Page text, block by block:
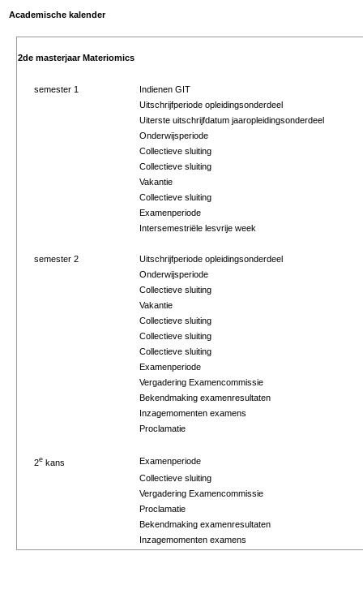
Academische kalender
2de masterjaar Materiomics
semester 1
Indienen GIT
Uitschrijfperiode opleidingsonderdeel
Uiterste uitschrijfdatum jaaropleidingsonderdeel
Onderwijsperiode
Collectieve sluiting
Collectieve sluiting
Vakantie
Collectieve sluiting
Examenperiode
Intersemestriële lesvrije week
semester 2
Uitschrijfperiode opleidingsonderdeel
Onderwijsperiode
Collectieve sluiting
Vakantie
Collectieve sluiting
Collectieve sluiting
Collectieve sluiting
Examenperiode
Vergadering Examencommissie
Bekendmaking examenresultaten
Inzagemomenten examens
Proclamatie
2e kans
Examenperiode
Collectieve sluiting
Vergadering Examencommissie
Proclamatie
Bekendmaking examenresultaten
Inzagemomenten examens